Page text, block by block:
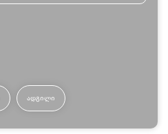
ᲐᲓᲒᲘᲚᲘ